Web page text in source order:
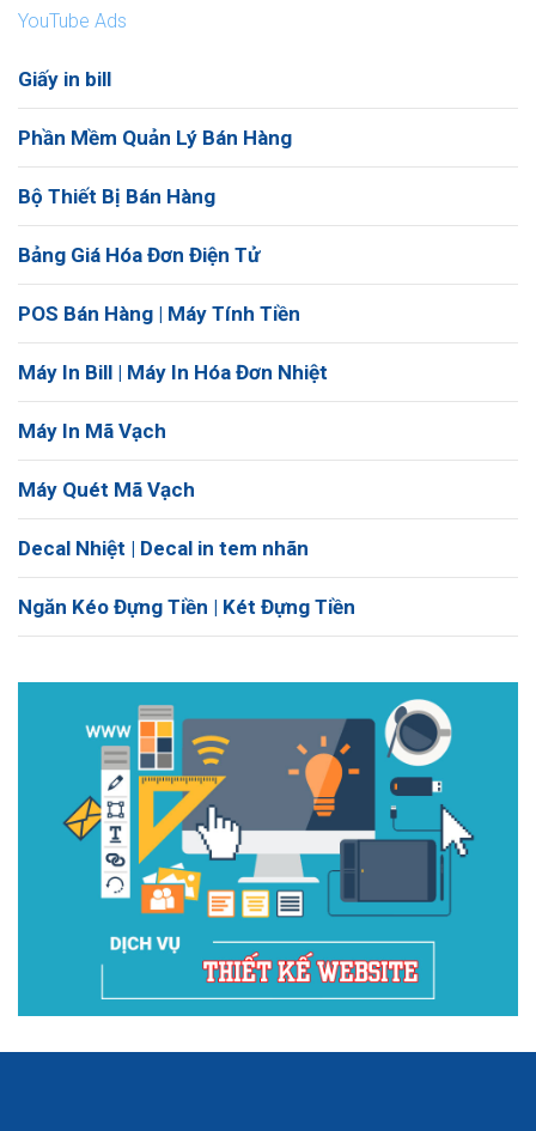
YouTube Ads
Giấy in bill
Phần Mềm Quản Lý Bán Hàng
Bộ Thiết Bị Bán Hàng
Bảng Giá Hóa Đơn Điện Tử
POS Bán Hàng | Máy Tính Tiền
Máy In Bill | Máy In Hóa Đơn Nhiệt
Máy In Mã Vạch
Máy Quét Mã Vạch
Decal Nhiệt | Decal in tem nhãn
Ngăn Kéo Đựng Tiền | Két Đựng Tiền